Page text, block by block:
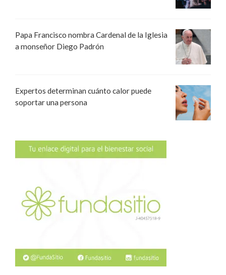
Papa Francisco nombra Cardenal de la Iglesia
a monseñor Diego Padrón
Expertos determinan cuánto calor puede
soportar una persona